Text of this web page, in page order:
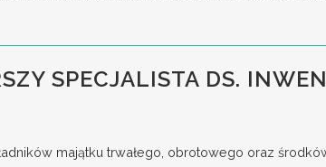
SPECJALISTA DS.
majątku trwałego, obrotowego oraz środków